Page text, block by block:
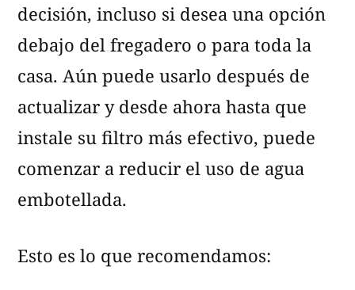
decisión, incluso si desea una opción
debajo del fregadero o para toda la
casa. Aún puede usarlo después de
actualizar y desde ahora hasta que
instale su filtro más efectivo, puede
comenzar a reducir el uso de agua
embotellada.
Esto es lo que recomendamos: